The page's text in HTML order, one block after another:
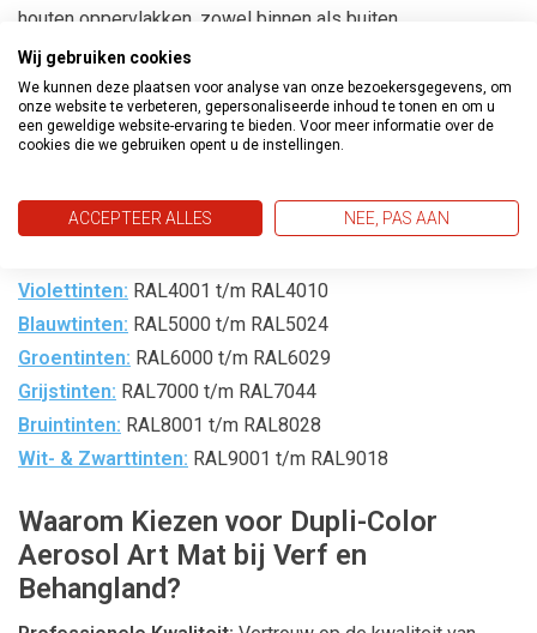
houten oppervlakken, zowel binnen als buiten.
Veelzijdig Gebruik:Geschikt voor een breed scala aan
materialen en toepassingen.
Beschikbare RAL Spuitbussen:
Oranjetinten:RAL2000 t/m RAL2011
Violettinten: RAL4001 t/m RAL4010
Blauwtinten: RAL5000 t/m RAL5024
Groentinten: RAL6000 t/m RAL6029
Grijstinten: RAL7000 t/m RAL7044
Bruintinten: RAL8001 t/m RAL8028
Wit- & Zwarttinten: RAL9001 t/m RAL9018
Waarom Kiezen voor Dupli-Color
Aerosol Art Mat bij Verf en
Behangland?
Wij gebruiken cookies
We kunnen deze plaatsen voor analyse van onze bezoekersgegevens, om
onze website te verbeteren, gepersonaliseerde inhoud te tonen en om u
een geweldige website-ervaring te bieden. Voor meer informatie over de
cookies die we gebruiken opent u de instellingen.
ACCEPTEER ALLES NEE, PAS AAN